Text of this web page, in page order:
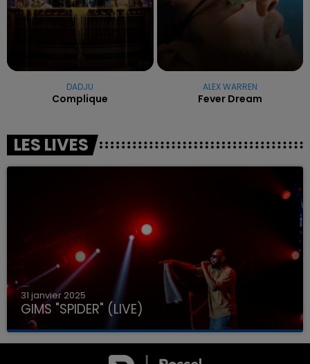
DADJU
Complique
ALEX WARREN
Fever Dream
LES LIVES
31 janvier 2025
GIMS "SPIDER" (LIVE)